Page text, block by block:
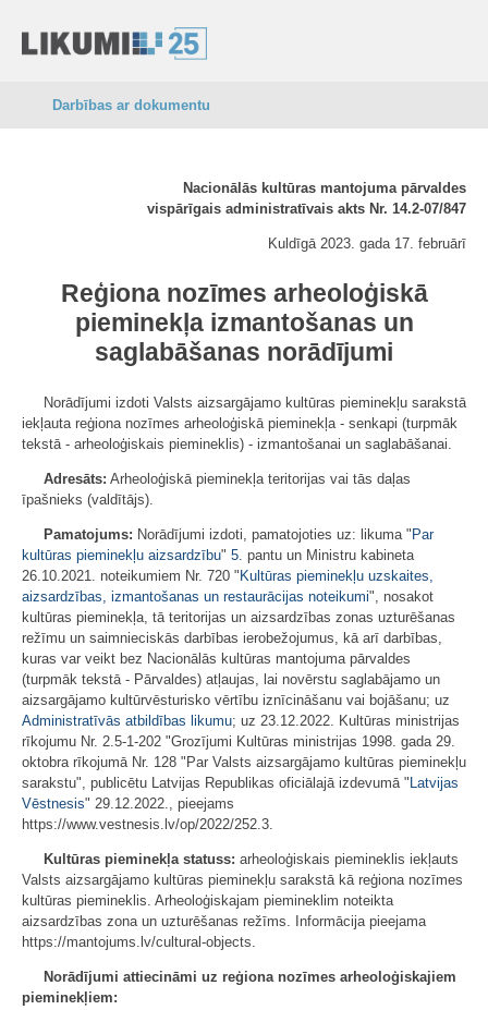
Darbības ar dokumentu
Nacionālās kultūras mantojuma pārvaldes
vispārīgais administratīvais akts Nr. 14.2-07/847
Kuldīgā 2023. gada 17. februārī
Reģiona nozīmes arheoloģiskā
pieminekļa izmantošanas un
saglabāšanas norādījumi
Norādījumi izdoti Valsts aizsargājamo kultūras pieminekļu sarakstā
iekļauta reģiona nozīmes arheoloģiskā pieminekļa - senkapi (turpmāk
tekstā - arheoloģiskais piemineklis) - izmantošanai un saglabāšanai.
Adresāts: Arheoloģiskā pieminekļa teritorijas vai tās daļas
īpašnieks (valdītājs).
Pamatojums: Norādījumi izdoti, pamatojoties uz: likuma " Par
kultūras pieminekļu aizsardzību" 5. pantu un Ministru kabineta
26.10.2021. noteikumiem Nr. 720 " Kultūras pieminekļu uzskaites,
aizsardzības, izmantošanas un restaurācijas noteikumi", nosakot
kultūras pieminekļa, tā teritorijas un aizsardzības zonas uzturēšanas
režīmu un saimnieciskās darbības ierobežojumus, kā arī darbības,
kuras var veikt bez Nacionālās kultūras mantojuma pārvaldes
(turpmāk tekstā - Pārvaldes) atļaujas, lai novērstu saglabājamo un
aizsargājamo kultūrvēsturisko vērtību iznīcināšanu vai bojāšanu; uz
Administratīvās atbildības likumu; uz 23.12.2022. Kultūras ministrijas
rīkojumu Nr. 2.5-1-202 "Grozījumi Kultūras ministrijas 1998. gada 29.
oktobra rīkojumā Nr. 128 "Par Valsts aizsargājamo kultūras pieminekļu
sarakstu", publicētu Latvijas Republikas oficiālajā izdevumā " Latvijas
Vēstnesis" 29.12.2022., pieejams
https://www.vestnesis.lv/op/2022/252.3.
Kultūras pieminekļa statuss: arheoloģiskais piemineklis iekļauts
Valsts aizsargājamo kultūras pieminekļu sarakstā kā reģiona nozīmes
kultūras piemineklis. Arheoloģiskajam piemineklim noteikta
aizsardzības zona un uzturēšanas režīms. Informācija pieejama
https://mantojums.lv/cultural-objects.
Norādījumi attiecināmi uz reģiona nozīmes arheoloģiskajiem
pieminekļiem: